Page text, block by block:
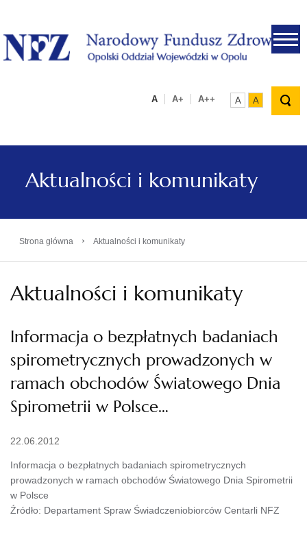
.
A A+ A++ A A
Aktualności i komunikaty
Strona główna › Aktualności i komunikaty
Aktualności i komunikaty
Informacja o bezpłatnych badaniach
spirometrycznych prowadzonych w
ramach obchodów Światowego Dnia
Spirometrii w Polsce…
22.06.2012
Informacja o bezpłatnych badaniach spirometrycznych
prowadzonych w ramach obchodów Światowego Dnia Spirometrii
w Polsce
Źródło: Departament Spraw Świadczeniobiorców Centarli NFZ